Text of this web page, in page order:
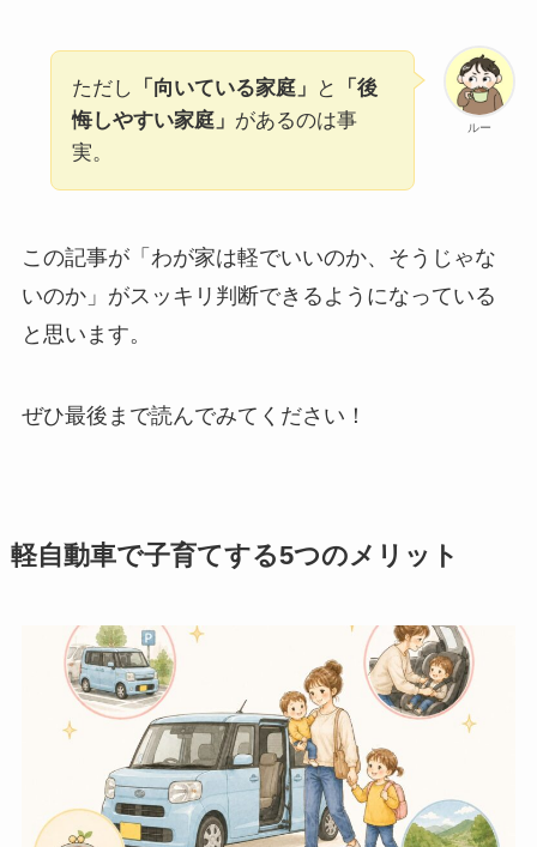
ルー
ただし 「向いている家庭」 と
「後
悔しやすい家庭」 があるのは事
実。
この記事が「わが家は軽でいいのか、そうじゃな
いのか」がスッキリ判断できるようになっている
と思います。
ぜひ最後まで読んでみてください！
軽自動車で子育てする5つのメリット